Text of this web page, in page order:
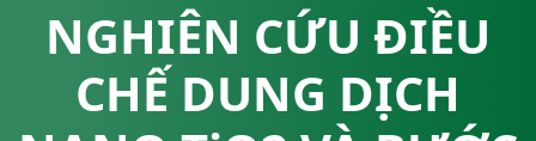
NGHIÊN CỨU ĐIỀU
CHẾ DUNG DỊCH